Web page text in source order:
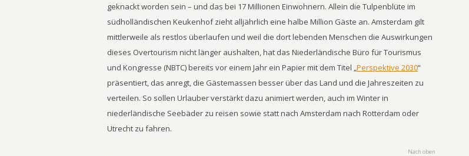
geknackt worden sein – und das bei 17 Millionen Einwohnern. Allein die Tulpenblüte im
südholländischen Keukenhof zieht alljährlich eine halbe Million Gäste an. Amsterdam gilt
mittlerweile als restlos überlaufen und weil die dort lebenden Menschen die Auswirkungen
dieses Overtourism nicht länger aushalten, hat das Niederländische Büro für Tourismus
und Kongresse (NBTC) bereits vor einem Jahr ein Papier mit dem Titel „ Perspektive 2030“
präsentiert, das anregt, die Gästemassen besser über das Land und die Jahreszeiten zu
verteilen. So sollen Urlauber verstärkt dazu animiert werden, auch im Winter in
niederländische Seebäder zu reisen sowie statt nach Amsterdam nach Rotterdam oder
Utrecht zu fahren.
Nach oben